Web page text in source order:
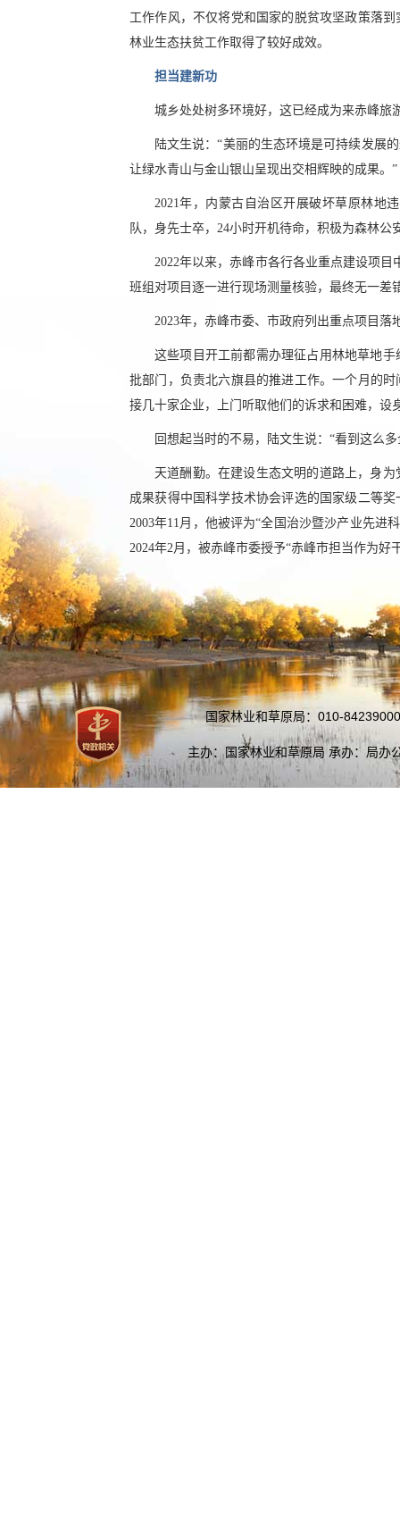
工作作风，不仅将党和国家的脱贫攻坚政策落
林业生态扶贫工作取得了较好成效。
担当建新功
城乡处处树多环境好，这已经成为来赤峰旅
陆文生说：“美丽的生态环境是可持续发展
让绿水青山与金山银山呈现出交相辉映的成果。”
2021年，内蒙古自治区开展破坏草原林地
队，身先士卒，24小时开机待命，积极为森林
2022年以来，赤峰市各行各业重点建设项
班组对项目逐一进行现场测量核验，最终无一差
2023年，赤峰市委、市政府列出重点项目
这些项目开工前都需办理征占用林地草地
批部门，负责北六旗县的推进工作。一个月的
接几十家企业，上门听取他们的诉求和困难，
回想起当时的不易，陆文生说：“看到这么
天道酬勤。在建设生态文明的道路上，身
成果获得中国科学技术协会评选的国家级二等
2003年11月，他被评为“全国治沙暨沙产业先进
2024年2月，被赤峰市委授予“赤峰市担当作为好
国家林业和草原局：010-
主办：国家林业和草原局 承办：局办